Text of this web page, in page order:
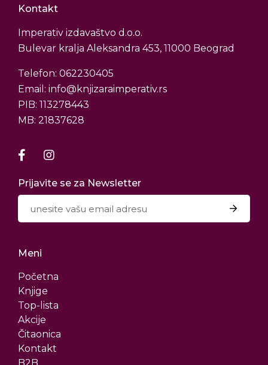
Kontakt
Imperativ izdavaštvo d.o.o.
Bulevar kralja Aleksandra 453, 11000 Beograd
Telefon: 062230405
Email: info@knjizaraimperativ.rs
PIB: 113278443
MB: 21837628
Prijavite se za Newsletter
Meni
Početna
Knjige
Top-lista
Akcije
Čitaonica
Kontakt
B2B